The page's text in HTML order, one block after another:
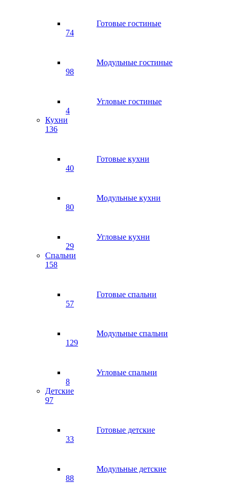
Готовые гостиные
74
Модульные гостиные
98
Угловые гостиные
4
Кухни
136
Готовые кухни
40
Модульные кухни
80
Угловые кухни
29
Спальни
158
Готовые спальни
57
Модульные спальни
129
Угловые спальни
8
Детские
97
Готовые детские
33
Модульные детские
88